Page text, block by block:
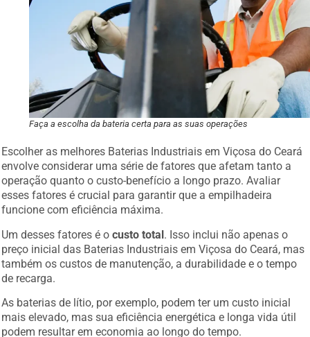
Faça a escolha da bateria certa para as suas operações
Escolher as melhores Baterias Industriais em Viçosa do Ceará
envolve considerar uma série de fatores que afetam tanto a
operação quanto o custo-benefício a longo prazo. Avaliar
esses fatores é crucial para garantir que a empilhadeira
funcione com eficiência máxima.
Um desses fatores é ocusto total. Isso inclui não apenas o
preço inicial das Baterias Industriais em Viçosa do Ceará, mas
também os custos de manutenção, a durabilidade e o tempo
de recarga.
As baterias de lítio, por exemplo, podem ter um custo inicial
mais elevado, mas sua eficiência energética e longa vida útil
podem resultar em economia ao longo do tempo.